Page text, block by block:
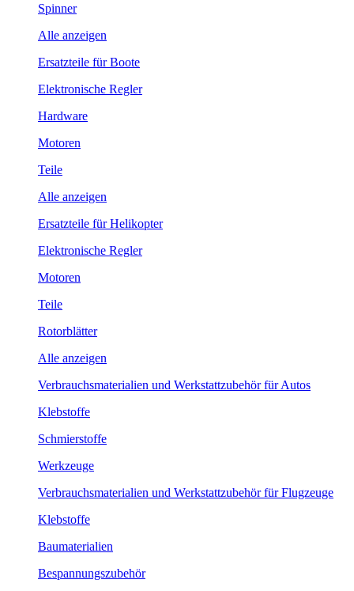
Spinner
Alle anzeigen
Ersatzteile für Boote
Elektronische Regler
Hardware
Motoren
Teile
Alle anzeigen
Ersatzteile für Helikopter
Elektronische Regler
Motoren
Teile
Rotorblätter
Alle anzeigen
Verbrauchsmaterialien und Werkstattzubehör für Autos
Klebstoffe
Schmierstoffe
Werkzeuge
Verbrauchsmaterialien und Werkstattzubehör für Flugzeuge
Klebstoffe
Baumaterialien
Bespannungszubehör